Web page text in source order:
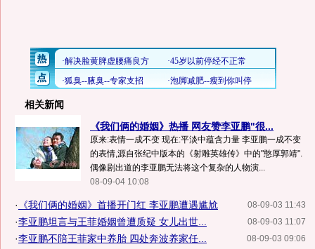
相关新闻
《我们俩的婚姻》热播 网友赞李亚鹏"很...
原来:表情一成不变 现在:平淡中蕴含力量 李亚鹏一成不变
的表情,源自张纪中版本的《射雕英雄传》中的"憨厚郭靖".
偶像剧出道的李亚鹏无法将这个复杂的人物演...
08-09-04 10:08
08-09-03 11:43
· 《我们俩的婚姻》首播开门红 李亚鹏遭遇尴尬
08-09-03 11:07
·李亚鹏坦言与王菲婚姻曾遭质疑 女儿出世...
08-09-03 09:06
·李亚鹏不陪王菲家中养胎 四处奔波养家任...